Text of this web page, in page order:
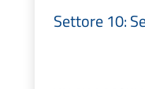
Settore 10: